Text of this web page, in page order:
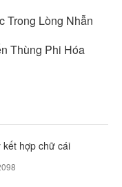
Trong Lòng Nhẫn
Thùng Phi Hóa
kết hợp chữ cái